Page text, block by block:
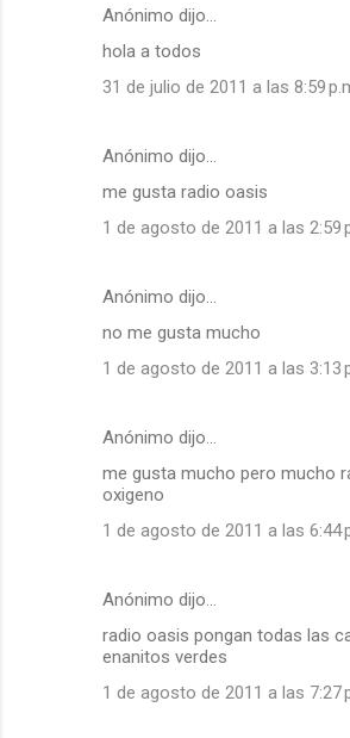
Anónimo dijo…
hola a todos
31 de julio de 2011 a las 8:59
Anónimo dijo…
me gusta radio oasis
1 de agosto de 2011 a las 2:59
Anónimo dijo…
no me gusta mucho
1 de agosto de 2011 a las 3:13
Anónimo dijo…
me gusta mucho pero mucho
oxigeno
1 de agosto de 2011 a las 6:44
Anónimo dijo…
radio oasis pongan todas las
enanitos verdes
1 de agosto de 2011 a las 7:27